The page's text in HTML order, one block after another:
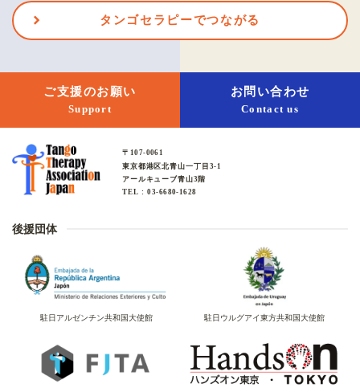
タンゴセラピーでつながる
ご支援のお願い
Support
お問い合わせ
Contact us
〒107-0061
東京都港区北青山一丁目3-1
アールキューブ青山3階
TEL : 03-6680-1628
後援団体
駐日アルゼンチン共和国大使館 駐日ウルグアイ東方共和国大使館